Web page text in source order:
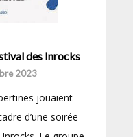
des Inrocks
2023
jouaient
d’une soirée